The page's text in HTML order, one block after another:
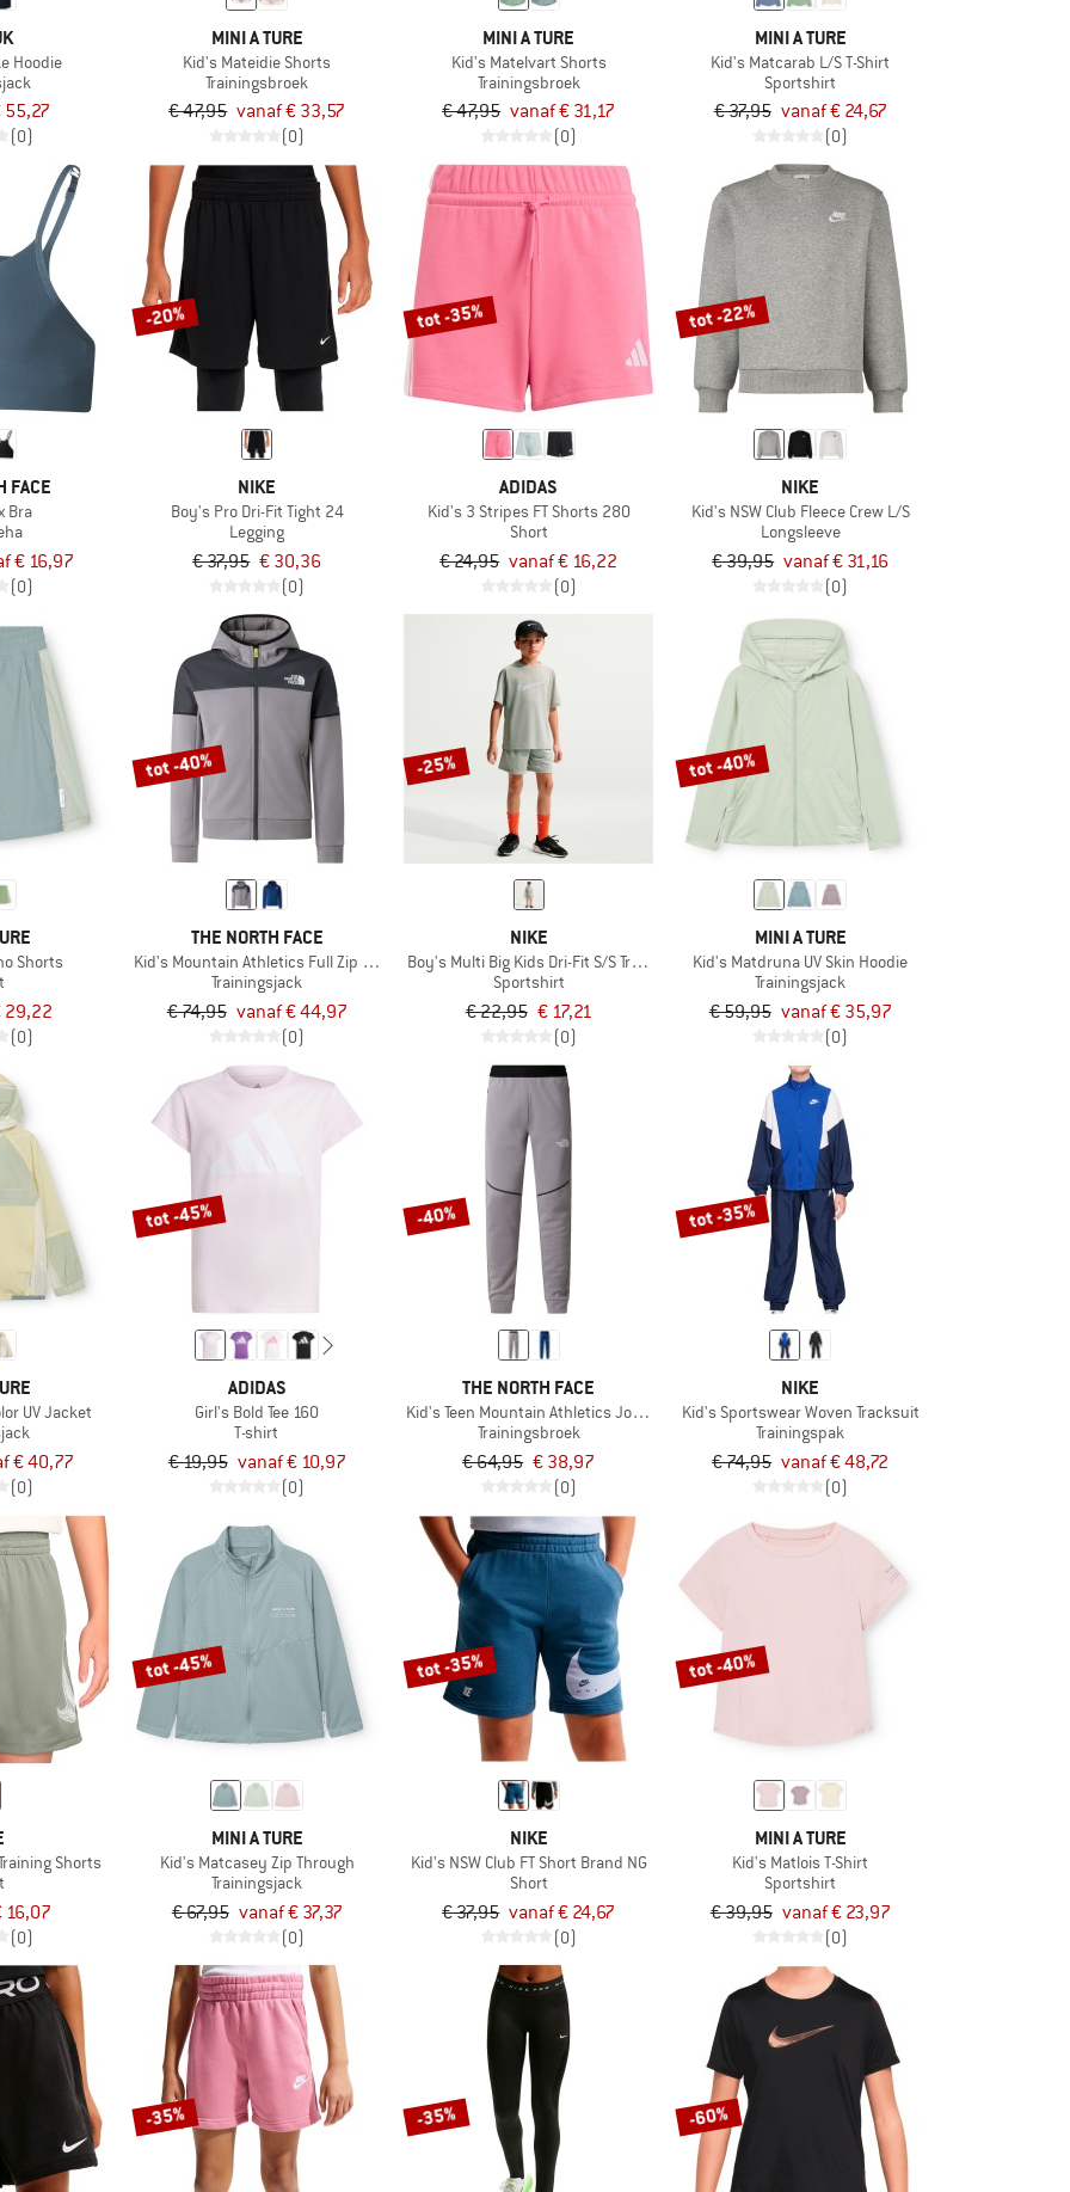
Hoodie
55,27
(0)
MINI A TURE
Kid's Mateidie Shorts
Trainingsbroek
€ 47,95 vanaf € 33,57
(0)
MINI A TURE
Kid's Matelvart Shorts
Trainingsbroek
€ 47,95 vanaf € 31,17
(0)
MINI A TURE
Kid's Matcarab L/S T-Shirt
Sportshirt
€ 37,95 vanaf € 24,67
(0)
FACE
Bra
€ 16,97
(0)
-20%
NIKE
Boy's Pro Dri-Fit Tight 24
Legging
€ 37,95 € 30,36
(0)
tot -35%
ADIDAS
Kid's 3 Stripes FT Shorts 280
Short
€ 24,95 vanaf € 16,22
(0)
tot -22%
NIKE
Kid's NSW Club Fleece Crew L/S
Longsleeve
€ 39,95 vanaf € 31,16
(0)
Shorts
29,22
(0)
tot -40%
THE NORTH FACE
Kid's Mountain Athletics Full Zip Hoodie
Trainingsjack
€ 74,95 vanaf € 44,97
(0)
-25%
NIKE
Boy's Multi Big Kids Dri-Fit S/S Training Top
Sportshirt
€ 22,95 € 17,21
(0)
tot -40%
MINI A TURE
Kid's Matdruna UV Skin Hoodie
Trainingsjack
€ 59,95 vanaf € 35,97
(0)
UV Jacket
€ 40,77
(0)
tot -45%
ADIDAS
Girl's Bold Tee 160
T-shirt
€ 19,95 vanaf € 10,97
(0)
-40%
THE NORTH FACE
Kid's Teen Mountain Athletics Joggers
Trainingsbroek
€ 64,95 € 38,97
(0)
tot -35%
NIKE
Kid's Sportswear Woven Tracksuit
Trainingspak
€ 74,95 vanaf € 48,72
(0)
Shorts
16,07
(0)
tot -45%
MINI A TURE
Kid's Matcasey Zip Through
Trainingsjack
€ 67,95 vanaf € 37,37
(0)
tot -35%
NIKE
Kid's NSW Club FT Short Brand NG
Short
€ 37,95 vanaf € 24,67
(0)
tot -40%
MINI A TURE
Kid's Matlois T-Shirt
Sportshirt
€ 39,95 vanaf € 23,97
(0)
-35% -35% -60%